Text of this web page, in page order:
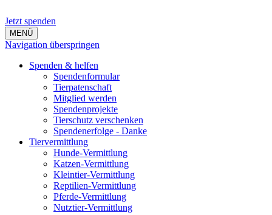
Jetzt spenden
MENÜ
Navigation überspringen
Spenden & helfen
Spendenformular
Tierpatenschaft
Mitglied werden
Spendenprojekte
Tierschutz verschenken
Spendenerfolge - Danke
Tiervermittlung
Hunde-Vermittlung
Katzen-Vermittlung
Kleintier-Vermittlung
Reptilien-Vermittlung
Pferde-Vermittlung
Nutztier-Vermittlung